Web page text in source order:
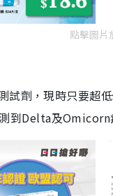
點擊圖片
劑，現時只要超
到Delta及